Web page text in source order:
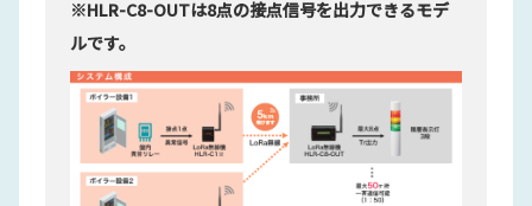
※HLR-C8-OUTは8点の接点信号を出力できるモデ
ルです。